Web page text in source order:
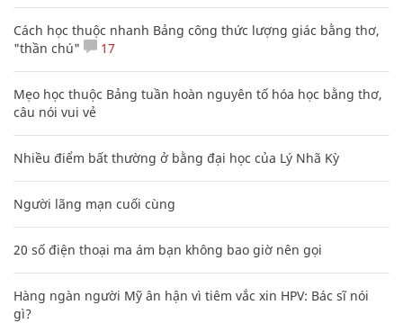
Cách học thuộc nhanh Bảng công thức lượng giác bằng thơ,
"thần chú"
17
Mẹo học thuộc Bảng tuần hoàn nguyên tố hóa học bằng thơ,
câu nói vui vẻ
Nhiều điểm bất thường ở bằng đại học của Lý Nhã Kỳ
Người lãng mạn cuối cùng
20 số điện thoại ma ám bạn không bao giờ nên gọi
Hàng ngàn người Mỹ ân hận vì tiêm vắc xin HPV: Bác sĩ nói
gì?